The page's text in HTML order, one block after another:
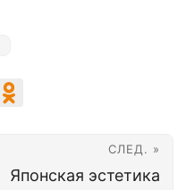
СЛЕД. »
Японская эстетика